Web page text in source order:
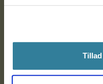
EAN: 57 98 000 35 48 21
CVR: 1007 4002